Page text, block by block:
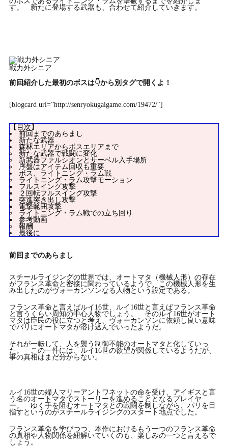
す。 新たに登場する武器も、合わせて紹介していきます。
戦力外シニア
前回紹介した最初のボスは👇から別タグで開くよ！
[blogcard url=”http://senryokugaigame.com/19472/″]
【目次】
前回までのあらまし
新たな武器
森林エリアからボスエリアまで
新たな武器で戦闘に変化
新武器ファルシオンとサーベル入手場所
序盤はアイテム回収も重要
ボス、ライトニング・ラム戦
ライトニング・ラム攻撃モーション
フルスイング攻撃
２回転フルスイング攻撃
突進突き出し攻撃
電撃範囲攻撃
ライトニング・ラム戦での立ち回り
参考動画
報酬
最後に
前回までのあらまし
スチールライジングの世界では、オートマタ（機械人形）の存在
がフランス革命と密接に関わっているようで、この機械人形を生
み出したのがヴォーカンソンなる人物という設定である。
フランス革命と言えばルイ16世、ルイ16世と言えばフランス革命
と言うくらい周知の中心人物でしょう。 そのルイ16世がオート
マタは臣民の役に立つと考え、ヴォーカンソンに依頼し良い意味
でパリにオートマタが溶け込んでいったようだ。
それが一転して、人を襲う制御不能のオートマタと化していっ
た。 この一件には、ルイ16世の欲望が関係しているようだが、
事の真相はまだ分からない。
ルイ16世の婦人マリーアントワネットの命を受け、アイギスと言
う名のオートマタでストーリーを進めることとなるプレイヤ
ー。 ゆく手を阻むオートマタとの戦闘を制しながら、パリを目
指すというのがスチールライジングのスタート地点でした。
フランス革命を学びつつ、本作におけるもう一つのフランス革命
の真相や人物関係を紐解いていくのも、楽しみの一つと言えるで
しょう。